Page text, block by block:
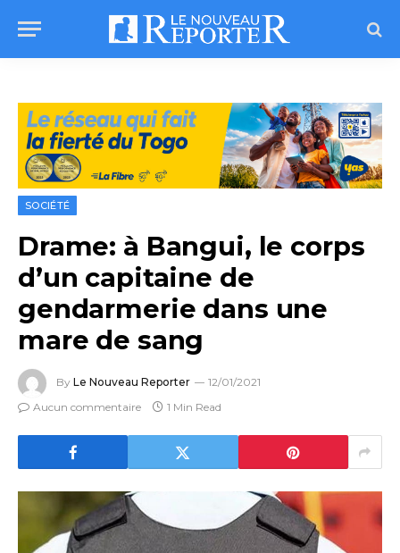
SOCIÉTÉ
Drame: à Bangui, le corps
d’un capitaine de
gendarmerie dans une
mare de sang
By Le Nouveau Reporter
12/01/2021
Aucun commentaire
1 Min Read